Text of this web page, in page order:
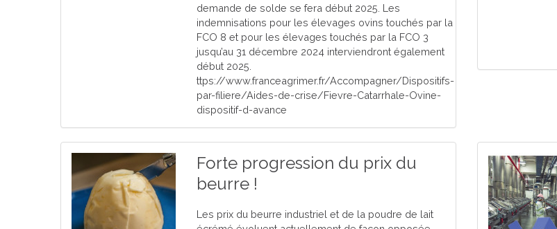
demande de solde se fera début 2025. Les
indemnisations pour les élevages ovins touchés par la
FCO 8 et pour les élevages touchés par la FCO 3
jusqu’au 31 décembre 2024 interviendront également
début 2025.
ttps://www.franceagrimer.fr/Accompagner/Dispositifs-
par-filiere/Aides-de-crise/Fievre-Catarrhale-Ovine-
dispositif-d-avance
Forte progression du prix du
beurre !
Les prix du beurre industriel et de la poudre de lait